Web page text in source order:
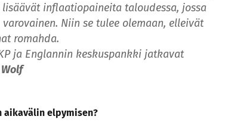
inflaatiopaineita taloudessa, jossa
Niin se tulee olemaan, elleivät
romahda.
ja Englannin keskuspankki jatkavat
aikavälin elpymisen?